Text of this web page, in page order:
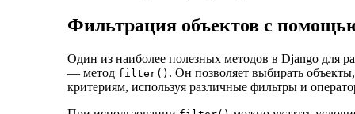
Фильтрация объектов с
Один из наиболее полезных методов в Django для
— метод filter() . Он позволяет выбирать
критериям, используя различные фильтры и